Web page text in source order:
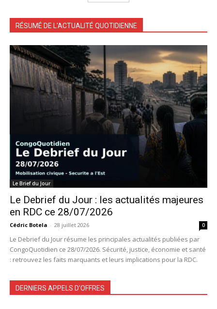
RÉSUMÉ DE L'ACTUALITÉ QUOTIDIENNE
Le Brief du Jour
Le Debrief du Jour : les actualités majeures
en RDC ce 28/07/2026
Cédric Botela - 28 juillet 2026 0
Le Debrief du Jour résume les principales actualités publiées par
CongoQuotidien ce 28/07/2026. Sécurité, justice, économie et santé
: retrouvez les faits marquants et leurs implications pour la RDC.
DERNIERS APPELS D'OFFRES